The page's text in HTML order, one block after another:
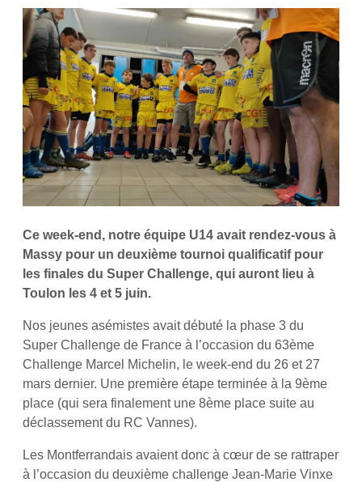
Ce week-end, notre équipe U14 avait rendez-vous à
Massy pour un deuxième tournoi qualificatif pour
les finales du Super Challenge, qui auront lieu à
Toulon les 4 et 5 juin.
Nos jeunes asémistes avait débuté la phase 3 du
Super Challenge de France à l’occasion du 63ème
Challenge Marcel Michelin, le week-end du 26 et 27
mars dernier. Une première étape terminée à la 9ème
place (qui sera finalement une 8ème place suite au
déclassement du RC Vannes).
Les Montferrandais avaient donc à cœur de se rattraper
à l’occasion du deuxième challenge Jean-Marie Vinxe